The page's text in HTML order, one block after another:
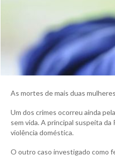
As mortes de mais duas
Um dos crimes ocorreu ainda
sem vida. A principal suspeita
violência doméstica.
O outro caso investigado como